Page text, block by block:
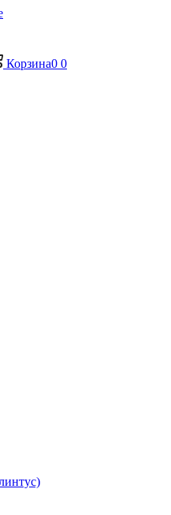
Корзина0 0